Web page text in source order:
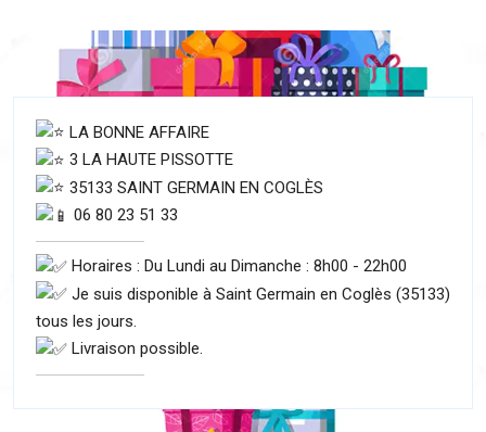
LA BONNE AFFAIRE
3 LA HAUTE PISSOTTE
35133 SAINT GERMAIN EN COGLÈS
06 80 23 51 33
Horaires : Du Lundi au Dimanche : 8h00 - 22h00
Je suis disponible à Saint Germain en Coglès (35133)
tous les jours.
Livraison possible.